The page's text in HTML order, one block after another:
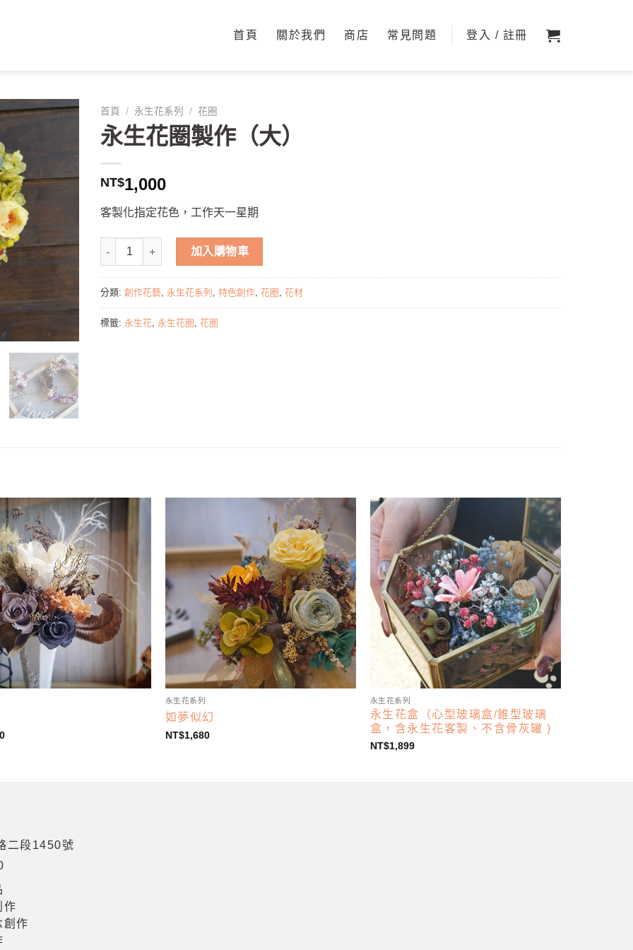
首頁 關於我們 商店 常見問題 登入 / 註冊
首頁 / 永生花系列 / 花圈
永生花圈製作（大）
NT$1,000
客製化指定花色，工作天一星期
加入購物車
分類: 創作花藝, 永生花系列 , 特色創作, 花圈 , 花材
標籤: 永生花, 永生花圈 , 花圈
永生花系列
如夢似幻
NT$1,680
永生花系列
永生花盒（心型玻璃盒/錐型玻璃
盒，含永生花客製、不含骨灰罐 )
NT$1,899
二段1450號
作
創作